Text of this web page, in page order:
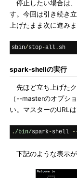
停止したい場合は
す。今回は引き続き
上げたまま次に進みま
sbin/stop-all . sh
spark-shellの実行
先ほど立ち上げた
（--masterのオプシ
い。マスターのURL
. /bin/spark-shell
下記のような表示が